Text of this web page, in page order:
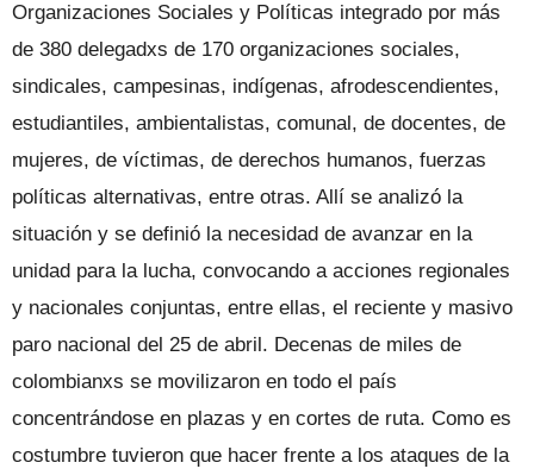
Organizaciones Sociales y Políticas integrado por más
de 380 delegadxs de 170 organizaciones sociales,
sindicales, campesinas, indígenas, afrodescendientes,
estudiantiles, ambientalistas, comunal, de docentes, de
mujeres, de víctimas, de derechos humanos, fuerzas
políticas alternativas, entre otras. Allí se analizó la
situación y se definió la necesidad de avanzar en la
unidad para la lucha, convocando a acciones regionales
y nacionales conjuntas, entre ellas, el reciente y masivo
paro nacional del 25 de abril. Decenas de miles de
colombianxs se movilizaron en todo el país
concentrándose en plazas y en cortes de ruta. Como es
costumbre tuvieron que hacer frente a los ataques de la